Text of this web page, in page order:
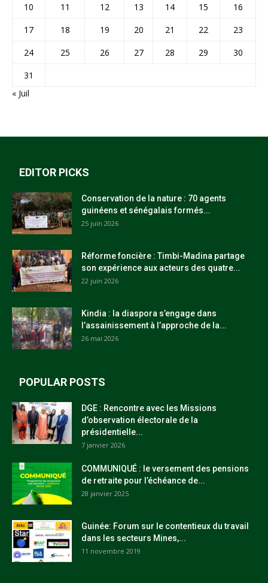
10
11 12 13 14 15
16
17
18 19 20 21 22
23
24
25 26 27 28 29
30
31
« Juil
EDITOR PICKS
Conservation de la nature : 70 agents
guinéens et sénégalais formés...
25 juin 2026
Réforme foncière : Timbi-Madina partage
son expérience aux acteurs des quatre...
22 juin 2026
Kindia : la diaspora s’engage dans
l’assainissement à l’approche de la...
26 mai 2026
POPULAR POSTS
DGE : Rencontre avec les Missions
d’observation électorale de la
présidentielle...
7 janvier 2026
COMMUNIQUÉ : le versement des pensions
de retraite pour l’échéance de...
28 janvier 2025
Guinée: Forum sur le contentieux du travail
dans les secteurs Mines,...
11 novembre 2019